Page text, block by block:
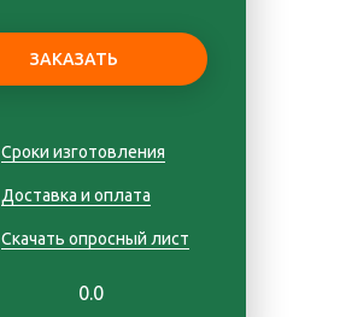
Сроки изготовления
Доставка и оплата
Скачать опросный лист
0.0